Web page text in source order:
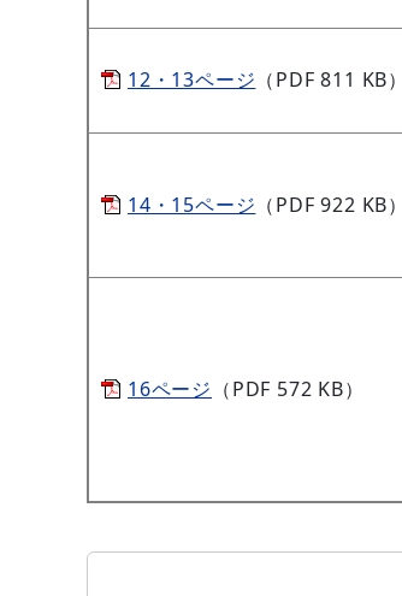
12・13ページ （PDF 811 KB）
14・15ページ （PDF 922 KB）
16ページ （PDF 572 KB）